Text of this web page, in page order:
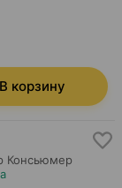
В корзину
Консьюмер